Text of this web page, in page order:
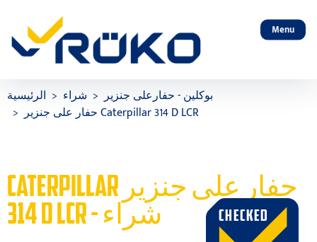
Menu
الرئيسية شراء
بوكلين - حفارعلى جنزير
حفار على جنزير Caterpillar 314 D LCR
CATERPILLAR حفار على جنزير
314 D LCR - شراء CHECKED